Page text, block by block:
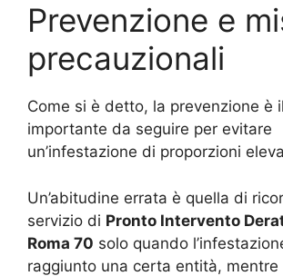
Prevenzione e
precauzionali
Come si è detto, la prevenzione è
importante da seguire per evitare
un’infestazione di proporzioni
Un’abitudine errata è quella di
servizio di Pronto Intervento
Roma 70 solo quando
raggiunto una certa entità, mentre